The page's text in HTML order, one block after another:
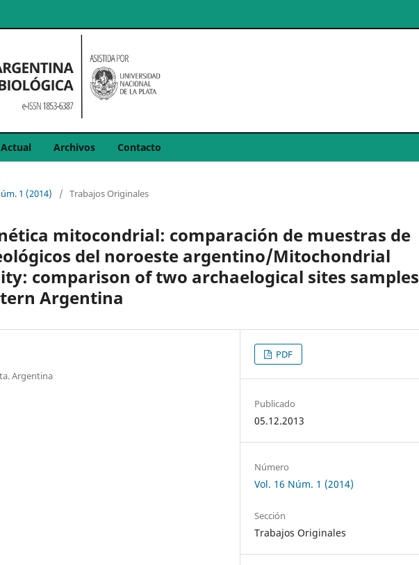
Actual Archivos Contacto
1 (2014) / Trabajos Originales
mitocondrial: comparación de muestras de
del noroeste argentino/Mitochondrial
comparison of two archaelogical sites samples
Argentina
Argentina
PDF
Publicado
05.12.2013
Número
Vol. 16 Núm. 1 (2014)
Sección
Trabajos Originales